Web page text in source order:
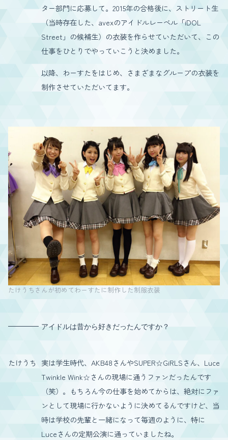
ター部門に応募して。2015年の合格後に、ストリート生
（当時存在した、avexのアイドルレーベル「iDOL
Street」の候補生）の衣装を作らせていただいて、この
仕事をひとりでやっていこうと決めました。
以降、わーすたをはじめ、さまざまなグループの衣装を
制作させていただいてます。
たけうちさんが初めてわーすたに制作した制服衣装
アイドルは昔から好きだったんですか？
たけうち
実は学生時代、AKB48さんやSUPER☆GiRLSさん、Luce
Twinkle Wink☆さんの現場に通うファンだったんです
（笑）。もちろん今の仕事を始めてからは、絶対にファ
ンとして現場に行かないように決めてるんですけど、当
時は学校の先輩と一緒になって毎週のように、特に
Luceさんの定期公演に通っていましたね。